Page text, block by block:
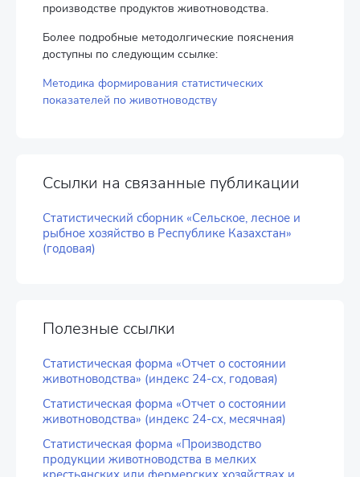
производстве продуктов животноводства.
Более подробные методолгические пояснения
доступны по следующим ссылке:
Методика формирования статистических
показателей по животноводству
Ссылки на связанные публикации
Статистический сборник «Сельское, лесное и
рыбное хозяйство в Республике Казахстан»
(годовая)
Полезные ссылки
Статистическая форма «Отчет о состоянии
животноводства» (индекс 24-сх, годовая)
Статистическая форма «Отчет о состоянии
животноводства» (индекс 24-сх, месячная)
Статистическая форма «Производство
продукции животноводства в мелких